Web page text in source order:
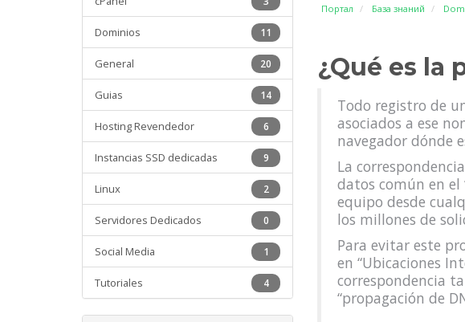
Портал База знаний
11
Dominios
20
General
14
Guias
6
Hosting Revendedor
9
Instancias SSD dedicadas
2
Linux
0
Servidores Dedicados
1
Social Media
4
Tutoriales
¿Qué es la
Todo registro de
asociados a ese
navegador dónde
La
datos común en el
equipo desde
los millones de
Para evitar este
en “Ubicaciones
correspondencia
“propagación de